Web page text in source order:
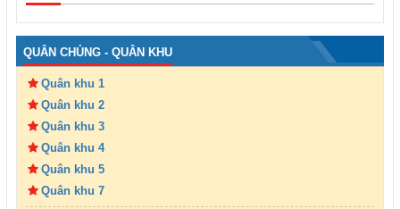
QUÂN CHỦNG - QUÂN KHU
Quân khu 1
Quân khu 2
Quân khu 3
Quân khu 4
Quân khu 5
Quân khu 7